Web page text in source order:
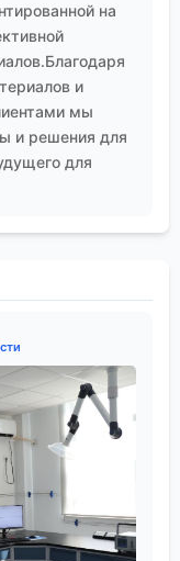
на
и
мы
и решения для
для